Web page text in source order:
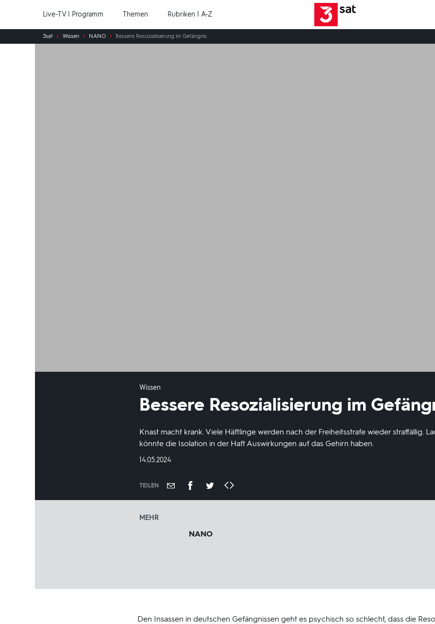
Live-TV | Programm Themen Rubriken | A-Z
Sie
sind
3sat Wissen NANO Bessere Resozialisierung im Gefängnis
Wissen
Bessere Resozialisierung im
Knast macht krank. Viele Häftlinge werden nach der Freiheitsstrafe wieder straffällig.
könnte die Isolation in der Haft Auswirkungen auf das Gehirn haben.
DATUM:
14.05.2024
TEILEN
MEHR
NANO
Den Insassen in deutschen Gefängnissen geht es psychisch so schlecht, dass die